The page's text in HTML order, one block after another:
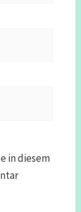
in diesem